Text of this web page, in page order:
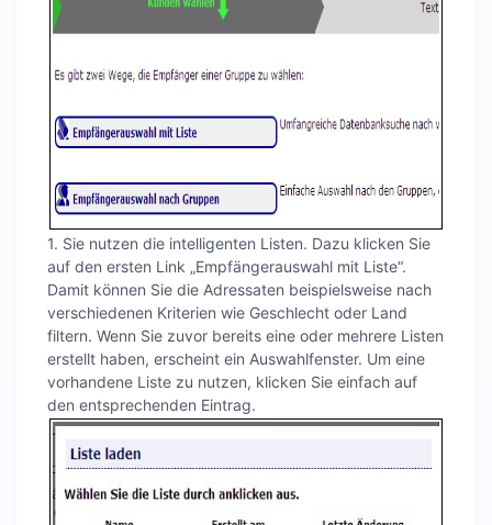
1. Sie nutzen die intelligenten Listen. Dazu klicken Sie
auf den ersten Link „Empfängerauswahl mit Liste“.
Damit können Sie die Adressaten beispielsweise nach
verschiedenen Kriterien wie Geschlecht oder Land
filtern. Wenn Sie zuvor bereits eine oder mehrere Listen
erstellt haben, erscheint ein Auswahlfenster. Um eine
vorhandene Liste zu nutzen, klicken Sie einfach auf
den entsprechenden Eintrag.